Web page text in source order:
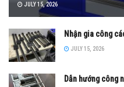
JULY 15, 2026
Nhận gia công
JULY 15, 2026
Dẫn hướng công